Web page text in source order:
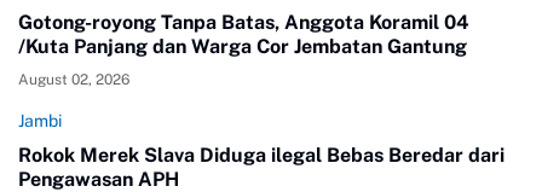
Gotong-royong Tanpa Batas, Anggota Koramil 04
/Kuta Panjang dan Warga Cor Jembatan Gantung
August 02, 2026
Jambi
Rokok Merek Slava Diduga ilegal Bebas Beredar dari
Pengawasan APH